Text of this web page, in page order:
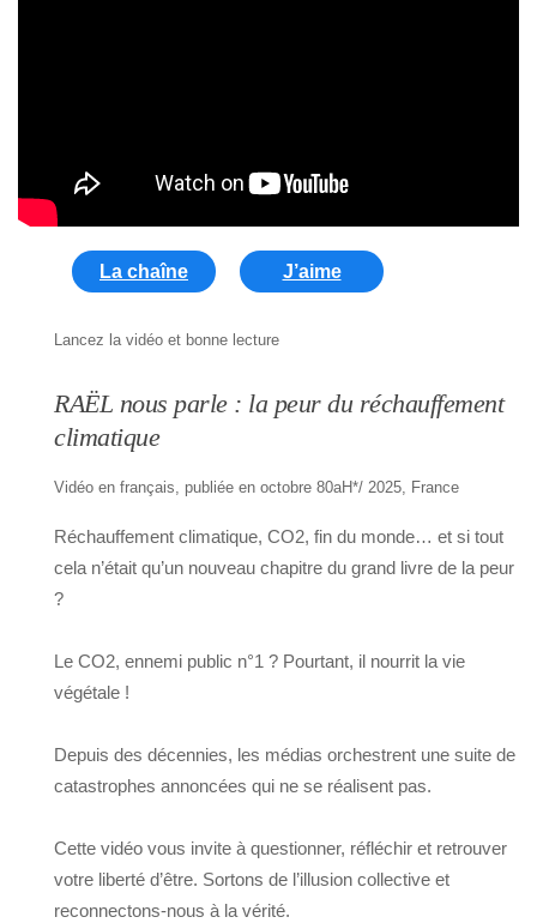
La chaîne J’aime
Lancez la vidéo et bonne lecture
RAËL nous parle : la peur du réchauffement
climatique
Vidéo en français, publiée en octobre 80aH*/ 2025, France
Réchauffement climatique, CO2, fin du monde… et si tout
cela n’était qu’un nouveau chapitre du grand livre de la peur
?
Le CO2, ennemi public n°1 ? Pourtant, il nourrit la vie
végétale !
Depuis des décennies, les médias orchestrent une suite de
catastrophes annoncées qui ne se réalisent pas.
Cette vidéo vous invite à questionner, réfléchir et retrouver
votre liberté d’être. Sortons de l’illusion collective et
reconnectons-nous à la vérité.